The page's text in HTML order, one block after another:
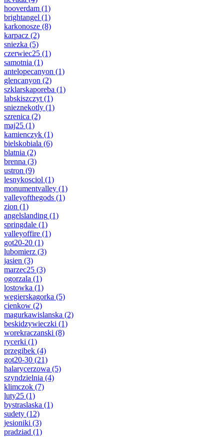
hooverdam (1)
brightangel (1)
karkonosze (8)
karpacz (2)
sniezka (5)
czerwiec25 (1)
samotnia (1)
antelopecanyon (1)
glencanyon (2)
szklarskaporeba (1)
labskiszczyt (1)
snieznekotly (1)
szrenica (2)
maj25 (1)
kamienczyk (1)
bielskobiala (6)
blatnia (2)
brenna (3)
ustron (9)
lesnykosciol (1)
monumentvalley (1)
valleyofthegods (1)
zion (1)
angelslanding (1)
springdale (1)
valleyoffire (1)
got20-20 (1)
lubomierz (3)
jasien (3)
marzec25 (3)
ogorzala (1)
lostowka (1)
wegierskagorka (5)
cienkow (2)
magurkawislanska (2)
beskidzywieczki (1)
worekraczanski (8)
rycerki (1)
przegibek (4)
got20-30 (21)
halarycerzowa (5)
szyndzielnia (4)
klimczok (7)
luty25 (1)
bystraslaska (1)
sudety (12)
jesioniki (3)
pradziad (1)